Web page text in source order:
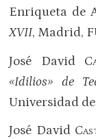
Enriqueta de
XVII, Madrid,
José David
«Idilios» de
Universidad
José David